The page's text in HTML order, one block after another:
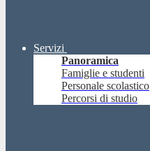
Servizi
Panoramica
Famiglie e studenti
Personale scolastico
Percorsi di studio